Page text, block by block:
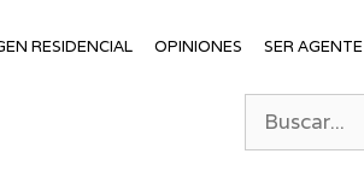
RESIDENCIAL OPINIONES SER AGENTE